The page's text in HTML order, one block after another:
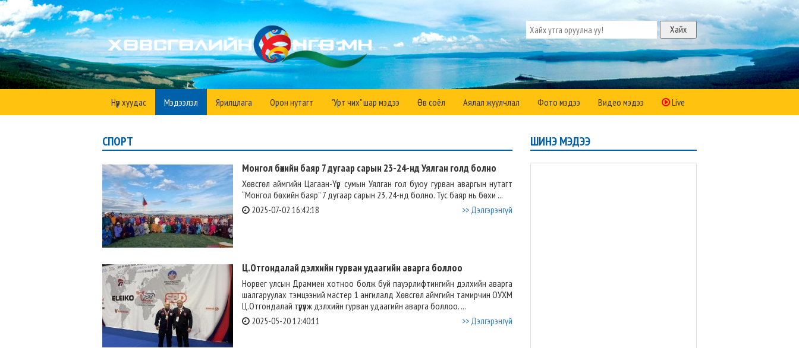
Нүүр хуудас Мэдээлэл Ярилцлага Орон нутагт "Урт чих" шар мэдээ Өв соёл Аялал жуулчлал Фото мэдээ Видео мэдээ Live
СПОРТ
Монгол бөхийн баяр 7 дугаар сарын 23-24-нд Уялган голд болно
Хөвсгөл аймгийн Цагаан-Үүр сумын Уялган гол буюу гурван аваргын нутагт
“Монгол бөхийн баяр” 7 дугаар сарын 23, 24-нд болно. Тус баяр нь бөхи ...
2025-07-02 16:42:18 >> Дэлгэрэнгүй
Ц.Отгондалай дэлхийн гурван удаагийн аварга боллоо
Норвег улсын Драммен хотноо болж буй пауэрлифтингийн дэлхийн аварга
шалгаруулах тэмцээний мастер 1 ангилалд Хөвсгөл аймгийн тамирчин ОУХМ
Ц.Отгондалай түрүүлж дэлхийн гурван удаагийн аварга боллоо. ...
2025-05-20 12:40:11 >> Дэлгэрэнгүй
ШИНЭ МЭДЭЭ